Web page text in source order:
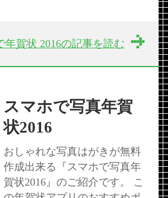
年賀状 2016の記事を読む
スマホで写真年賀
状2016
おしゃれな写真はがきが無料
作成出来る『スマホで写真年
賀状2016』のご紹介です。 こ